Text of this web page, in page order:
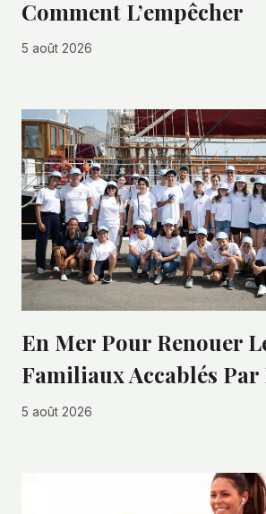
Comment L’empêcher
5 août 2026
En Mer Pour Renouer
Familiaux Accablés Par
5 août 2026